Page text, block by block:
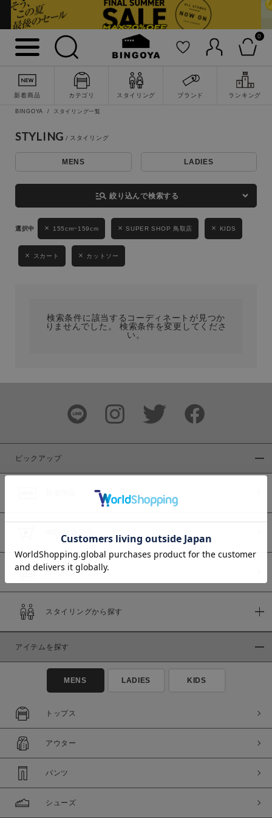
0
新着商品 カテゴリ スタイリング ブランド ランキング
詳細検索
キーワード
性別
MENS LADIES KIDS
ブランド
商品タイプ
通常商品
セール価格
在庫
在庫あり
BINGOYA スタイリング一覧
STYLING
MENS LADIES
manage_search 絞り込んで検索する
155cm~159cm SUPER SHOP 鳥取店 KIDS
スカート カットソー
検索条件に該当するコーディネートが見つか
りませんでした。 検索条件を変更してくださ
い。
ピックアップ
予約商品
スタイリングから探す
アイテムを探す
MENS LADIES KIDS
トップス
アウター
パンツ
シューズ